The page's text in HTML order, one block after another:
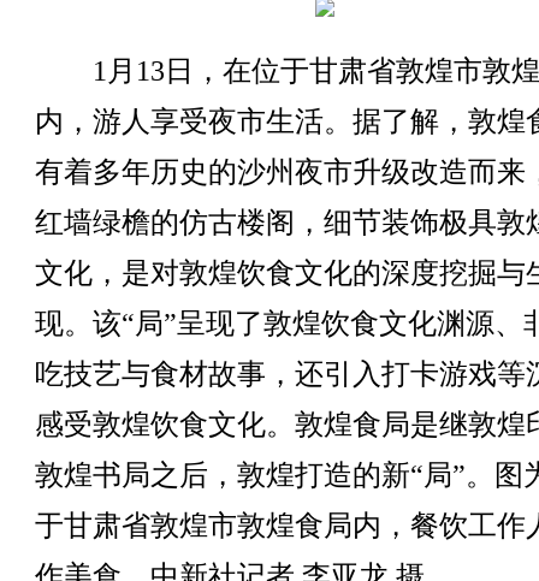
1月13日，在位于甘肃省敦煌市敦
内，游人享受夜市生活。据了解，敦煌
有着多年历史的沙州夜市升级改造而来
红墙绿檐的仿古楼阁，细节装饰极具敦
文化，是对敦煌饮食文化的深度挖掘与
现。该“局”呈现了敦煌饮食文化渊源、
吃技艺与食材故事，还引入打卡游戏等
感受敦煌饮食文化。敦煌食局是继敦煌
敦煌书局之后，敦煌打造的新“局”。图
于甘肃省敦煌市敦煌食局内，餐饮工作